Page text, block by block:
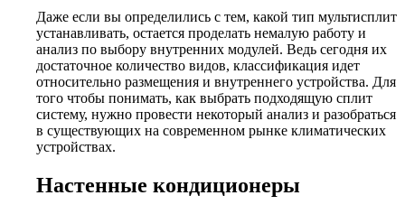
Даже если вы определились с тем, какой тип мультисплит
устанавливать, остается проделать немалую работу и
анализ по выбору внутренних модулей. Ведь сегодня их
достаточное количество видов, классификация идет
относительно размещения и внутреннего устройства. Для
того чтобы понимать, как выбрать подходящую сплит
систему, нужно провести некоторый анализ и разобраться
в существующих на современном рынке климатических
устройствах.
Настенные кондиционеры